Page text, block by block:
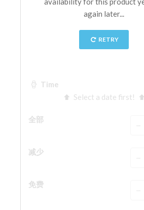
Boboli Gardens
Vasari Corridor
圣十字教堂
Only Tickets Fast